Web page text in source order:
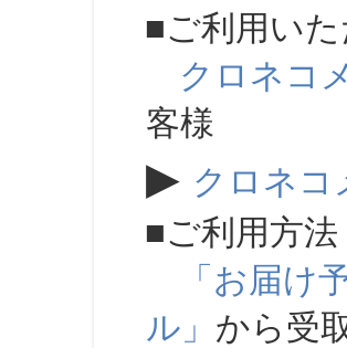
■ご利用いた
クロネコ
客様
▶ クロネコ
■ご利用方法
「お届け
ル」 から受